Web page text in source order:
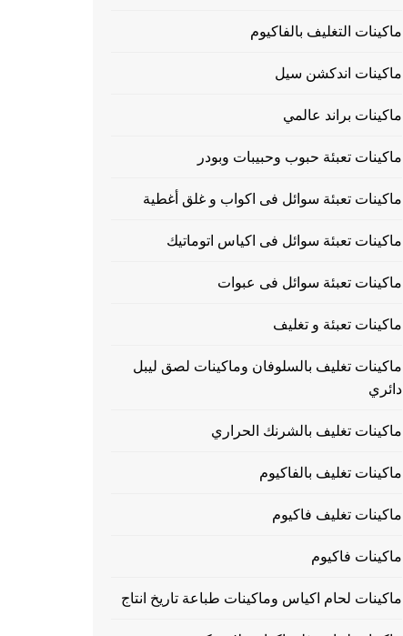
ماكينات التغليف بالفاكيوم
ماكينات اندكشن سيل
ماكينات براند عالمي
ماكينات تعبئة حبوب وحبيبات وبودر
ماكينات تعبئة سوائل فى اكواب و غلق أغطية
ماكينات تعبئة سوائل فى اكياس اتوماتيك
ماكينات تعبئة سوائل فى عبوات
ماكينات تعبئة و تغليف
ماكينات تغليف بالسلوفان وماكينات لصق ليبل
دائري
ماكينات تغليف بالشرنك الحراري
ماكينات تغليف بالفاكيوم
ماكينات تغليف فاكيوم
ماكينات فاكيوم
ماكينات لحام اكياس وماكينات طباعة تاريخ انتاج